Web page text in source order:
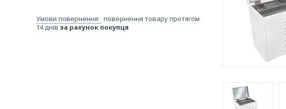
повернення товару протягом
14 днів за рахунок покупця